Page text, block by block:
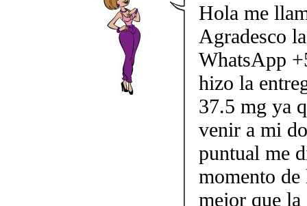
Hola me
Agradesco
WhatsApp
hizo la
37.5 mg ya
venir a mi
puntual me
momento de
mejor que la